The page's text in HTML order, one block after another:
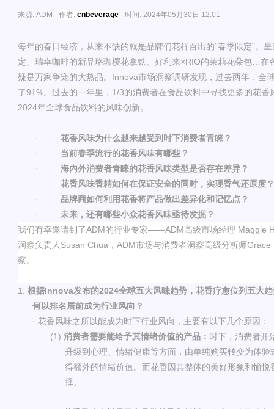
来源: ADM 作者: cnbeverage 时间: 2024年05月30日 12:01
每年的春日经济，从来不缺的就是品牌们花样百出的“春季限定”。
定、瑞幸咖啡的新品珞珈樱花拿铁、好利来×RIO的茉莉花朵包…在
疑是万家争宠的大热品。 Innova市场洞察调研发现，过去两年，全
了91%。过去的一年里，1/3的消费者在食品饮料中寻找更多的花香
2024年全球食品饮料的风味创新。
·花香风味为什么越来越受到时下消费者青睐？
· 当前春季流行的花香风味有哪些？
·海内外消费者青睐的花香风味类型是否存在差异？
·花香风味香精如何在保证安全的同时，实现香气还原度
·品牌商如何利用花香将产品做出差异化和记忆点？
·未来，还有哪些小众花香风味亟待发掘 ？
我们有幸邀请到了ADM的行业专家——ADM高级市场经理 Maggie
洞察负责人Susan Chua，ADM市场与消费者洞察高级分析师
察。
1. 根据Innova发布的2024全球五大风味趋势， 花香疗愈位列五大
何以排名居前成为行业风向？
· 花香风味之所以能成为时下行业风向，主要有以下几个原因：
(1)消费者需要能给予其情绪价值的产品： 时下，消费者开
升级到心理、情绪健康等方面 ，由单纯购买转变为体
得额外的情绪价值。而花香因其整体的美好形象和愉
择。